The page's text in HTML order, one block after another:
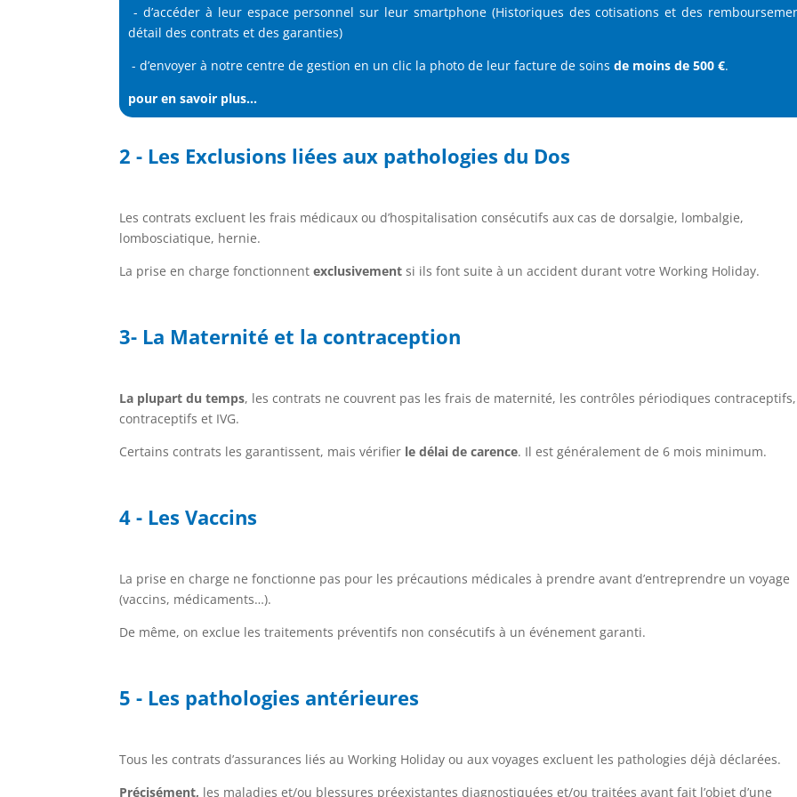
- d’accéder à leur espace personnel sur leur smartphone (Historiques des cotisations et des
détail des contrats et des garanties)
- d’envoyer à notre centre de gestion en un clic la photo de leur facture de soinsde moins de 500 €.
pour en savoir plus...
2 - Les Exclusions liées aux pathologies du Dos
Les contrats excluent les frais médicaux ou d’hospitalisation consécutifs aux cas de dorsalgie, lombalgie,
lombosciatique, hernie.
La prise en charge fonctionnentexclusivement si ils font suite à un accident durant votre Working Holiday.
3- La Maternité et la contraception
La plupart du temps, les contrats ne couvrent pas les frais de maternité, les contrôles périodiques
contraceptifs et IVG.
Certains contrats les garantissent, mais vérifier le délai de carence. Il est généralement de 6 mois minimum.
4 - Les Vaccins
La prise en charge ne fonctionne pas pour les précautions médicales à prendre avant d’entreprendre un voyage
(vaccins, médicaments…).
De même, on exclue les traitements préventifs non consécutifs à un événement garanti.
5 - Les pathologies antérieures
Tous les contrats d’assurances liés au Working Holiday ou aux voyages excluent les pathologies déjà déclarées.
Précisément, les maladies et/ou blessures préexistantes diagnostiquées et/ou traitées ayant fait l’objet d’une